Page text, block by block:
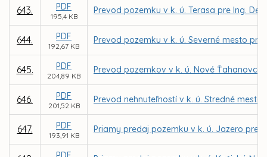
643. PDF
195,4 KB
Prevod pozemku v k. ú. Terasa pre Ing.
644. PDF
192,67 KB
Prevod pozemku v k. ú. Severné mesto
645. PDF
204,89 KB
Prevod pozemkov v k. ú. Nové
646. PDF
201,52 KB
Prevod nehnuteľností v k. ú. Stredné mesto
647. PDF
193,91 KB
Priamy predaj pozemku v k. ú. Jazero pre